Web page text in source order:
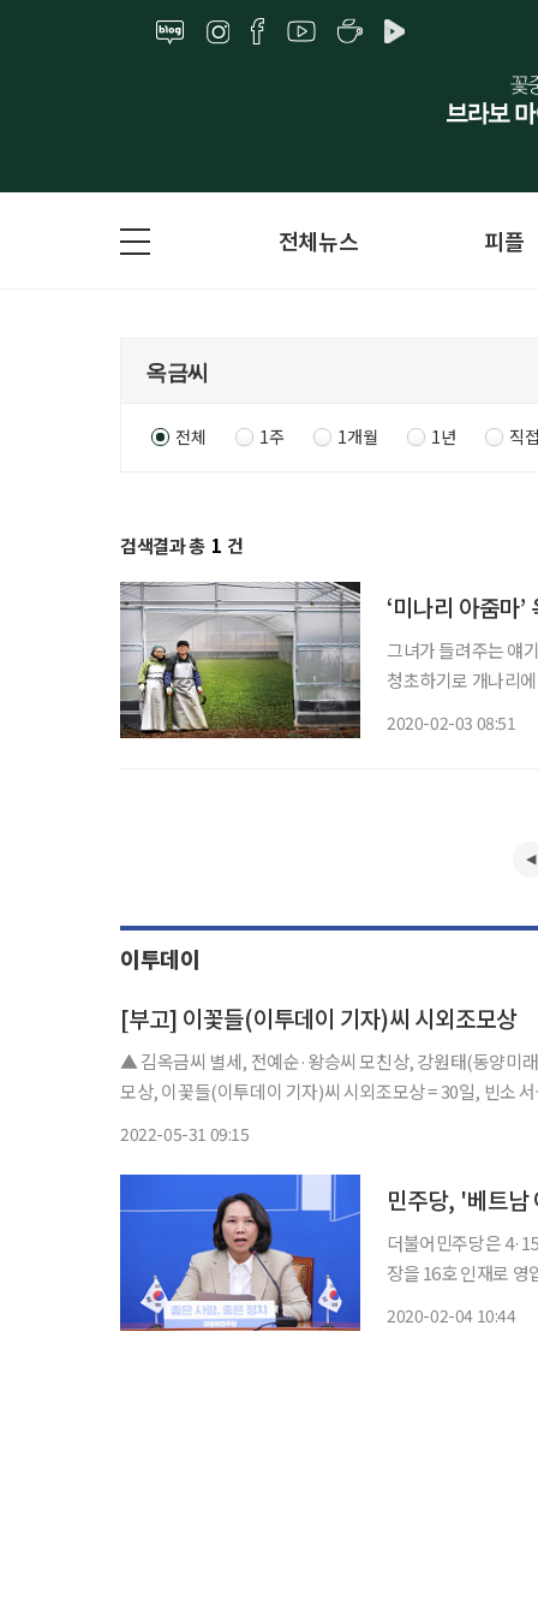
전체뉴스 피플
전체 1주 1개월 1년 직
검색결과 총 1 건
‘미나리 아줌마
그녀가 들려주는 얘
청초하기로 개나리
2020-02-03 08:51
이투데이
[부고] 이꽃들(이투데이 기자)씨 시외조모상
▲ 김옥금씨 별세, 전예순·왕승씨 모친상, 강원태(동양미
모상, 이꽃들(이투데이 기자)씨 시외조모상 = 30일, 빈소
2022-05-31 09:15
민주당, '베트
더불어민주당은
장을 16호 인재로 영입했다고 4일 밝혔다. 민
2020-02-04 10:44